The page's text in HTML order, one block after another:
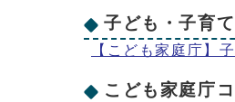
子ども・子育
【こども家庭庁】
こども家庭庁